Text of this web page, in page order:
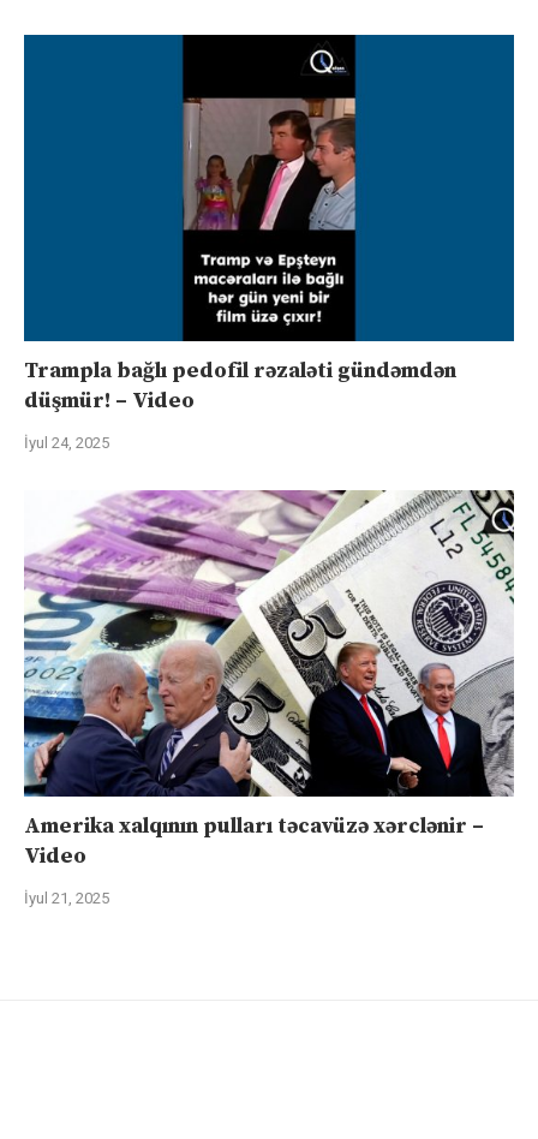
Trampla bağlı pedofil rəzaləti gündəmdən
düşmür! – Video
İyul 24, 2025
Amerika xalqının pulları təcavüzə xərclənir –
Video
İyul 21, 2025